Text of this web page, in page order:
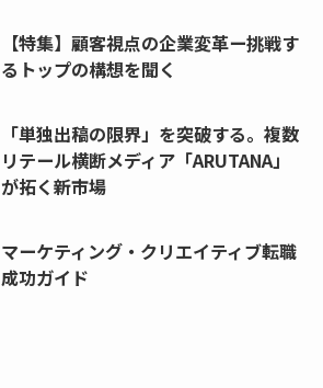
【特集】顧客視点の企業変革ー挑戦す
るトップの構想を聞く
「単独出稿の限界」を突破する。複数
リテール横断メディア「ARUTANA」
が拓く新市場
マーケティング・クリエイティブ転職
成功ガイド